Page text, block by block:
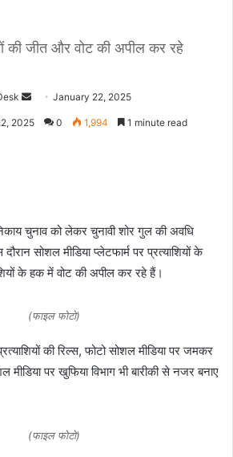
की जीत और वोट की अपील कर रहे
e
m
a
i
January 22, 2025
2025 0 1,994 1 minute read
चुनाव को लेकर चुनावी शोर गुल की अवधि
सोशल मीडिया प्लेटफार्म पर प्रत्याशियों के
के हक में वोट की अपील कर रहे हैं।
(फाइल फोटो)
की रिल्स, फोटो सोशल मीडिया पर जमकर
पर खुफिया विभाग भी बारीकी से नजर बनाए
(फाइल फोटो)